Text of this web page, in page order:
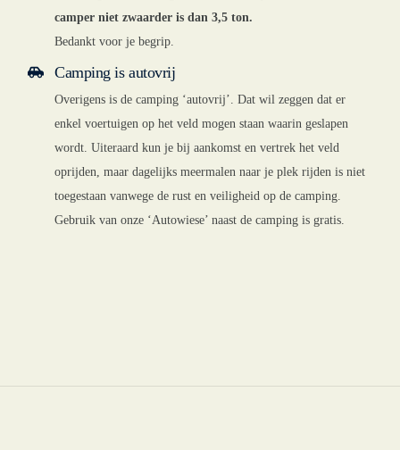
camper niet zwaarder is dan 3,5 ton.
Bedankt voor je begrip.
Camping is autovrij
Overigens is de camping ‘autovrij’. Dat wil zeggen dat er
enkel voertuigen op het veld mogen staan waarin geslapen
wordt. Uiteraard kun je bij aankomst en vertrek het veld
oprijden, maar dagelijks meermalen naar je plek rijden is niet
toegestaan vanwege de rust en veiligheid op de camping.
Gebruik van onze ‘Autowiese’ naast de camping is gratis.